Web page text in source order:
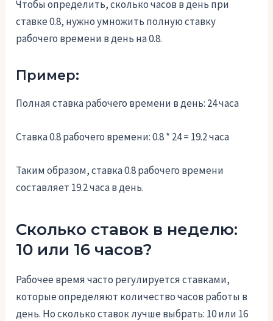
Чтобы определить, сколько часов в день при
ставке 0.8, нужно умножить полную ставку
рабочего времени в день на 0.8.
Пример:
Полная ставка рабочего времени в день: 24 часа
Ставка 0.8 рабочего времени: 0.8 * 24 = 19.2 часа
Таким образом, ставка 0.8 рабочего времени
составляет 19.2 часа в день.
Сколько ставок в неделю:
10 или 16 часов?
Рабочее время часто регулируется ставками,
которые определяют количество часов работы в
день. Но сколько ставок лучше выбрать: 10 или 16